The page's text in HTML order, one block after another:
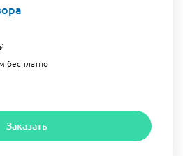
бесплатно
Заказать